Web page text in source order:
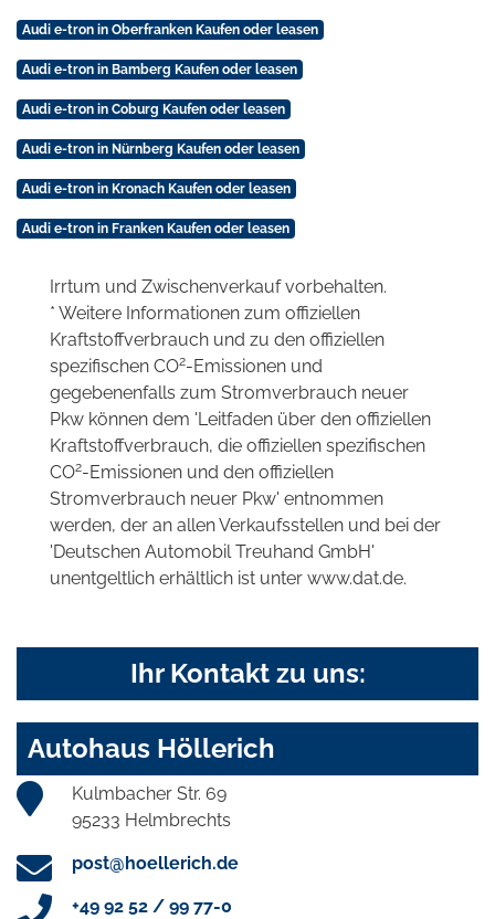
Audi e-tron in Oberfranken Kaufen oder leasen
Audi e-tron in Bamberg Kaufen oder leasen
Audi e-tron in Coburg Kaufen oder leasen
Audi e-tron in Nürnberg Kaufen oder leasen
Audi e-tron in Kronach Kaufen oder leasen
Audi e-tron in Franken Kaufen oder leasen
Irrtum und Zwischenverkauf vorbehalten.
* Weitere Informationen zum offiziellen
Kraftstoffverbrauch und zu den offiziellen
spezifischen CO2-Emissionen und
gegebenenfalls zum Stromverbrauch neuer
Pkw können dem 'Leitfaden über den offiziellen
Kraftstoffverbrauch, die offiziellen spezifischen
CO2-Emissionen und den offiziellen
Stromverbrauch neuer Pkw' entnommen
werden, der an allen Verkaufsstellen und bei der
'Deutschen Automobil Treuhand GmbH'
unentgeltlich erhältlich ist unter www.dat.de.
Ihr Kontakt zu uns:
Autohaus Höllerich
Kulmbacher Str. 69
95233 Helmbrechts
post@hoellerich.de
+49 92 52 / 99 77-0